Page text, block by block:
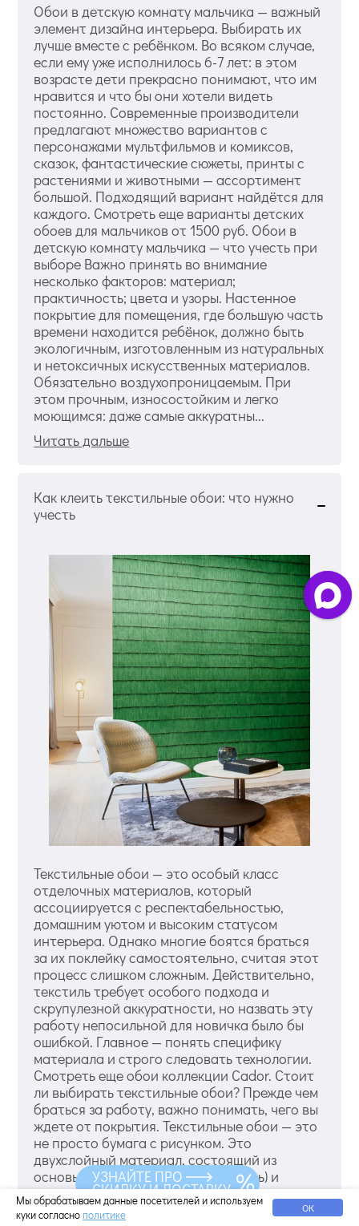
Обои в детскую комнату мальчика — важный
элемент дизайна интерьера. Выбирать их
лучше вместе с ребёнком. Во всяком случае,
если ему уже исполнилось 6-7 лет: в этом
возрасте дети прекрасно понимают, что им
нравится и что бы они хотели видеть
постоянно. Современные производители
предлагают множество вариантов с
персонажами мультфильмов и комиксов,
сказок, фантастические сюжеты, принты с
растениями и животными — ассортимент
большой. Подходящий вариант найдётся для
каждого. Смотреть еще варианты детских
обоев для мальчиков от 1500 руб. Обои в
детскую комнату мальчика — что учесть при
выборе Важно принять во внимание
несколько факторов: материал;
практичность; цвета и узоры. Настенное
покрытие для помещения, где большую часть
времени находится ребёнок, должно быть
экологичным, изготовленным из натуральных
и нетоксичных искусственных материалов.
Обязательно воздухопроницаемым. При
этом прочным, износостойким и легко
моющимся: даже самые аккуратны...
Читать дальше
Как клеить текстильные обои: что нужно
учесть
Текстильные обои — это особый класс
отделочных материалов, который
ассоциируется с респектабельностью,
домашним уютом и высоким статусом
интерьера. Однако многие боятся браться
за их поклейку самостоятельно, считая этот
процесс слишком сложным. Действительно,
текстиль требует особого подхода и
скрупулезной аккуратности, но назвать эту
работу непосильной для новичка было бы
ошибкой. Главное — понять специфику
материала и строго следовать технологии.
Смотреть еще обои коллекции Cador. Стоит
ли выбирать текстильные обои? Прежде чем
браться за работу, важно понимать, чего вы
ждете от покрытия. Текстильные обои — это
не просто бумага с рисунком. Это
двухслойный материал, состоящий из
основы (флизелин, бумага или ткань) и
декоративного тканевого слоя (лен, джут,
шелк, вискоза, жаккард или флок). Плюсы
Мы обрабатываем данные посетителей и используем
куки согласно политике ОК
УЗНАЙТЕ ПРО
СКИДКУ И ДОСТАВКУ